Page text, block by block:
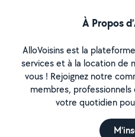
À Propos
AlloVoisins est la
services et à la location de
vous ! Rejoignez notre
membres,
votre quotidien